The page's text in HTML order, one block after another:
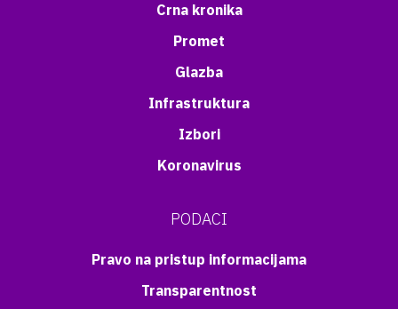
Crna kronika
Promet
Glazba
Infrastruktura
Izbori
Koronavirus
PODACI
Pravo na pristup informacijama
Transparentnost